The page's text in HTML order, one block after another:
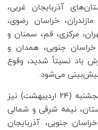
در استان‌های آذربایجان غربی،
خراسان رضوی،
مرکزی، قم، سمنان و
جنوبی، همدان و
باد نسبتاً شدید، وقوع
می‌شود.
بر اساس اعلام این سازمان، روز پنجشنبه (۲۴ اردیبهشت) نیز
نیمه شرقی و شمالی
جنوبی، آذربایجان